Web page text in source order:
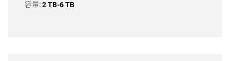
容量:2 TB-6 TB